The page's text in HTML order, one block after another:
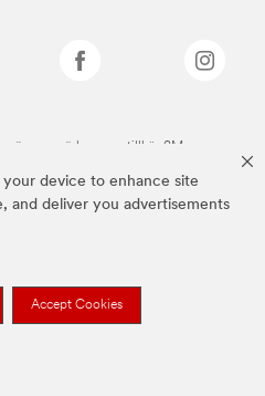
your device to enhance site
and deliver you advertisements
Accept Cookies
är varumärken som tillhör 3M.